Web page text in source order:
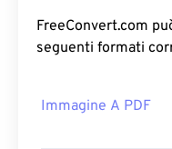
FreeConvert.com
seguenti formati
Immagine A PDF